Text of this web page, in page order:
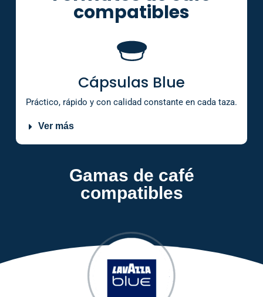
compatibles
Cápsulas Blue
Práctico, rápido y con calidad constante en cada taza.
Ver más
Gamas de café
compatibles